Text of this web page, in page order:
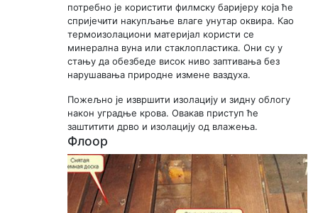
потребно је користити филмску баријеру која ће
спријечити накупљање влаге унутар оквира. Као
термоизолациони материјал користи се
минерална вуна или стаклопластика. Они су у
стању да обезбеде висок ниво заптивања без
нарушавања природне измене ваздуха.
Пожељно је извршити изолацију и зидну облогу
након уградње крова. Овакав приступ ће
заштитити дрво и изолацију од влажења.
Флоор